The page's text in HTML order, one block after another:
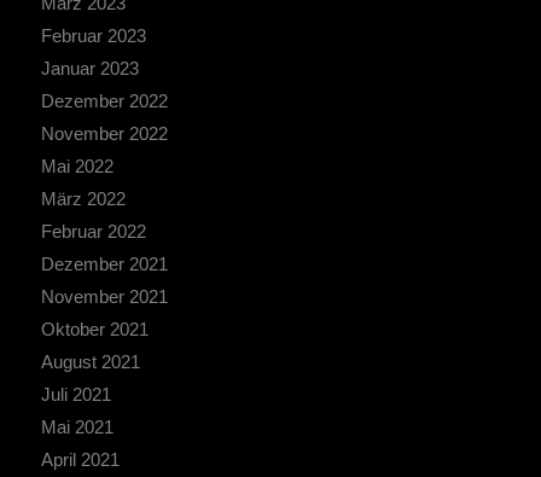
Februar 2023
Januar 2023
Dezember 2022
November 2022
Mai 2022
März 2022
Februar 2022
Dezember 2021
November 2021
Oktober 2021
August 2021
Juli 2021
Mai 2021
April 2021